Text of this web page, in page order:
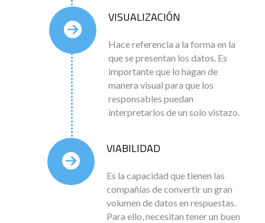
VISUALIZACIÓN
Hace referencia a la forma en la
que se presentan los datos. Es
importante que lo hagan de
manera visual para que los
responsables puedan
interpretarlos de un solo vistazo.
VIABILIDAD
Es la capacidad que tienen las
compañías de convertir un gran
volumen de datos en respuestas.
Para ello, necesitan tener un buen